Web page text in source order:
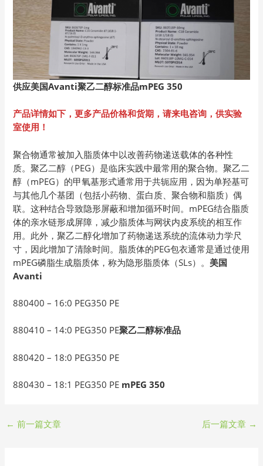
供应美国Avanti聚乙二醇标准品mPEG 350
产品详情如下，更多产品价格和货期，请来电咨询，供实验
室使用！
聚合物通常被加入脂质体中以改善药物递送载体的各种性
质。聚乙二醇（PEG）是临床实践中最常用的聚合物。聚乙二
醇（mPEG）的甲氧基形式通常用于共轭应用，因为单羟基可
与其他几个基团（包括小药物、蛋白质、聚合物和脂质）偶
联。这种结合导致隐形屏蔽和增加循环时间。mPEG结合脂质
体的亲水链形成屏障，减少脂质体与网状内皮系统的相互作
用。此外，聚乙二醇化增加了药物递送系统的流体动力学尺
寸，因此增加了清除时间。脂质体的PEG包衣通常是通过使用
mPEG磷脂生成脂质体，称为隐形脂质体（SLs）。美国
Avanti
880400 – 16:0 PEG350 PE
880410 – 14:0 PEG350 PE聚乙二醇标准品
880420 – 18:0 PEG350 PE
880430 – 18:1 PEG350 PE mPEG 350
← 前一篇文章 后一篇文章 →